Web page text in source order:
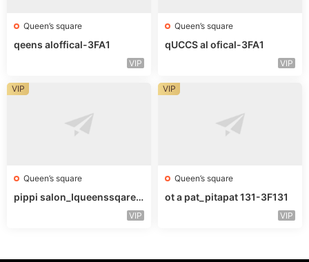
Queen’s square
qeens aloffical-3FA1
VIP
Queen’s square
qUCCS al ofical-3FA1
VIP
Queen’s square
pippi salon_Iqueenssqareo
VIP
VIP
Queen’s square
ot a pat_pitapat 131-3F131
VIP
VIP